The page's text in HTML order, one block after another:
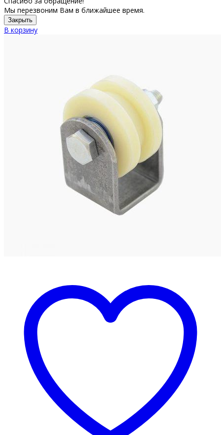
Мы перезвоним Вам в ближайшее время.
Закрыть
В корзину